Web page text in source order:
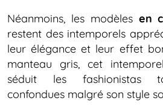
Néanmoins, les modèles en
restent des intemporels
leur élégance et leur effet
manteau gris, cet
séduit les fashionistas
confondues malgré son style